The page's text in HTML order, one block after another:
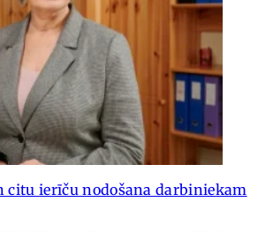
citu ierīču nodošana darbiniekam